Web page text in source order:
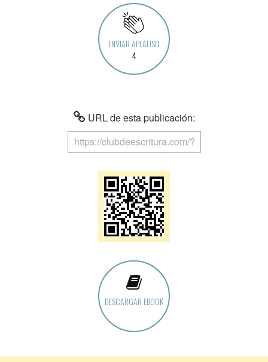
ENVIAR APLAUSO
4
URL de esta publicación:
DESCARGAR EBOOK